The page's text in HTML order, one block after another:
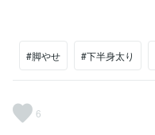
#脚やせ #下半身太り
6